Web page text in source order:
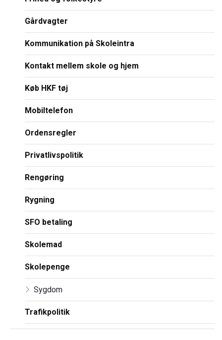
Gårdvagter
Kommunikation på Skoleintra
Kontakt mellem skole og hjem
Køb HKF tøj
Mobiltelefon
Ordensregler
Privatlivspolitik
Rengøring
Rygning
SFO betaling
Skolemad
Skolepenge
Sygdom
Trafikpolitik